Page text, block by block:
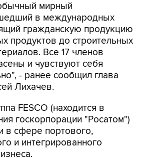
мирный
в международных
гражданскую продукцию
продуктов до строительных
Все 17 членов
и чувствуют себя
- ранее сообщил глава
Лихачев.
FESCO (находится в
госкорпорации "Росатом")
в сфере портового,
и интегрированного